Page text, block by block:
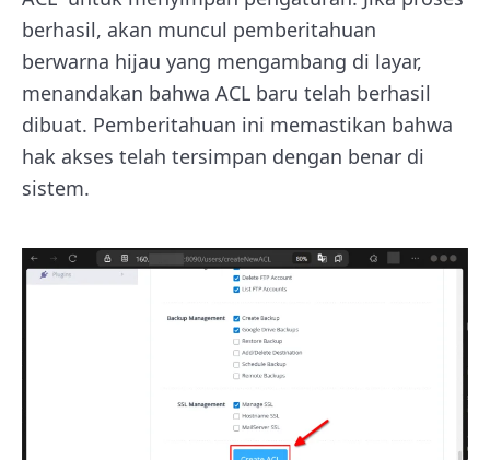
berhasil, akan muncul pemberitahuan
berwarna hijau yang mengambang di layar,
menandakan bahwa ACL baru telah berhasil
dibuat. Pemberitahuan ini memastikan bahwa
hak akses telah tersimpan dengan benar di
sistem.